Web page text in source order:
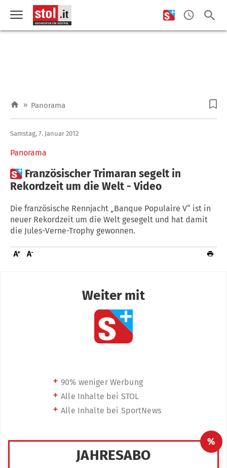
» Panorama
Panorama
Samstag, 7. Januar 2012
 Französischer Trimaran segelt in
Rekordzeit um die Welt - Video
Die französische Rennjacht „Banque Populaire V“ ist in
neuer Rekordzeit um die Welt gesegelt und hat damit
die Jules-Verne-Trophy gewonnen.